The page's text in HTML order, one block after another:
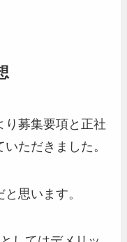
り募集要項と正社
ただきました。
思います。